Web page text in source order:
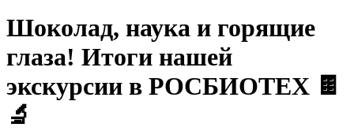
Шоколад, наука и горящие
глаза! Итоги нашей
экскурсии в РОСБИОТЕХ 🍫
🔬